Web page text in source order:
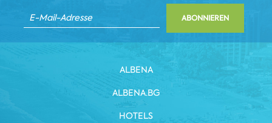
ABONNIEREN
ALBENA
ALBENA.BG
HOTELS